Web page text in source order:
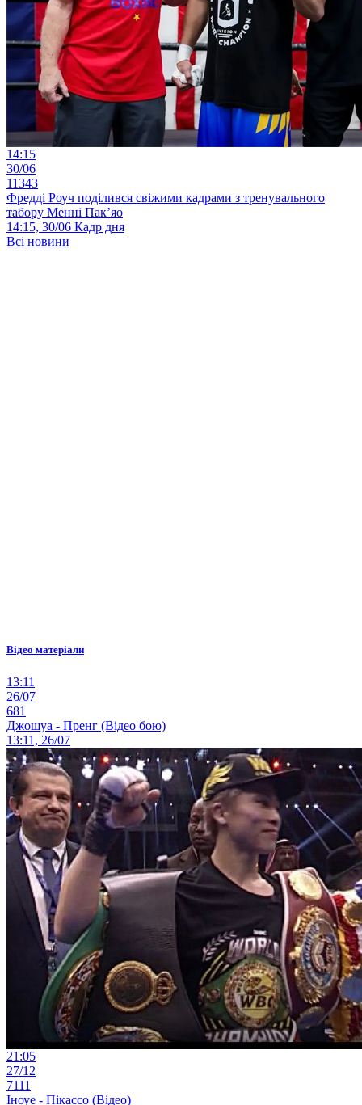
14:15
30/06
11343
Фредді Роуч поділився свіжими кадрами з тренувального
табору Менні Пак’яо
14:15, 30/06 Кадр дня
Всі новини
Відео матеріали
13:11
26/07
681
Джошуа - Пренг (Відео бою)
13:11, 26/07
21:05
27/12
7111
Іноуе - Пікассо (Відео)